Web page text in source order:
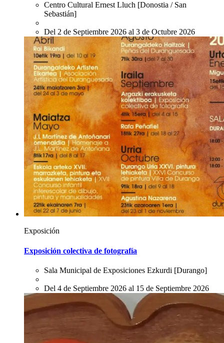
Centro Cultural Ernest Lluch [Donostia / San
Sebastián]
Del 2 de Septiembre 2026 al 3 de Octubre 2026
Exposición
Exposición colectiva de fotografía
Sala Municipal de Exposiciones Ezkurdi [Durango]
Del 4 de Septiembre 2026 al 15 de Septiembre 2026